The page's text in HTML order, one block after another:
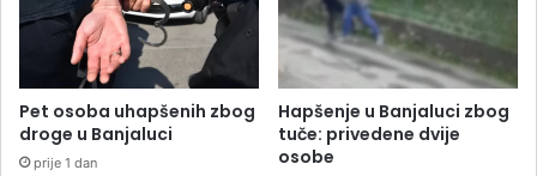
Pet osoba uhapšenih zbog
droge u Banjaluci
prije 1 dan
Hapšenje u Banjaluci zbog
tuče: privedene dvije
osobe